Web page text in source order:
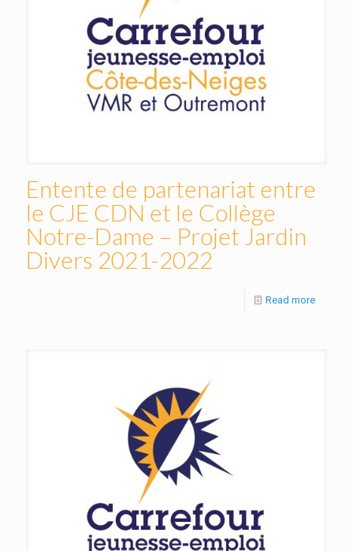
Entente de partenariat entre
le CJE CDN et le Collège
Notre-Dame – Projet Jardin
Divers 2021-2022
Read more